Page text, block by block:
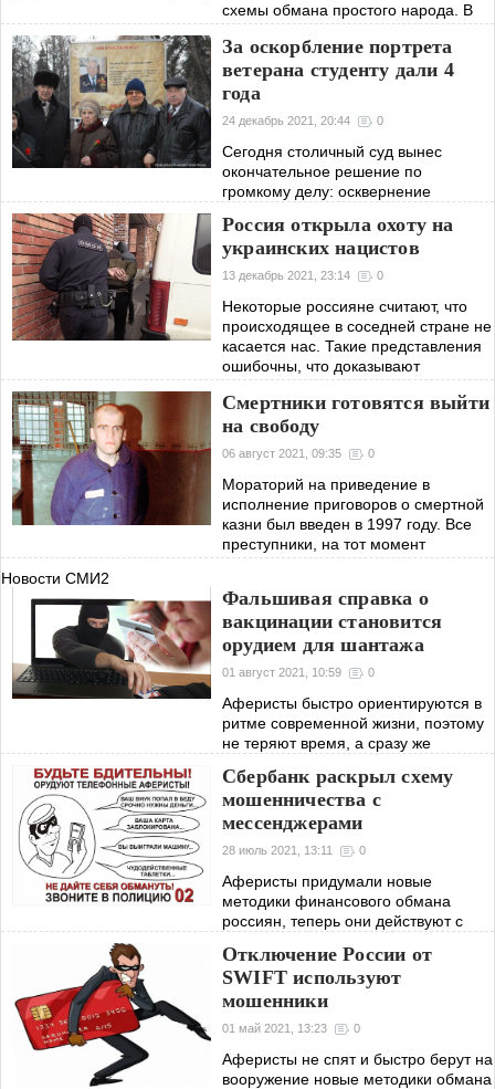
схемы обмана простого народа. В
этот раз они придумали еще одну
методику, для нее используется
сервис
За оскорбление портрета
ветерана студенту дали 4
года
24 декабрь 2021, 20:44 0
Сегодня столичный суд вынес
окончательное решение по
громкому делу: осквернение
Наказание молодой человек получил
достаточно серьезное, хотя
прокурор изначально
Россия открыла охоту на
украинских нацистов
13 декабрь 2021, 23:14 0
Некоторые россияне считают, что
происходящее в соседней стране не
касается нас. Такие представления
ошибочны, что доказывают
последние новости. Сотрудники ФСБ
за последние дни выявили и
задержали 106
Смертники готовятся выйти
на свободу
06 август 2021, 09:35 0
Мораторий на приведение в
исполнение приговоров о смертной
казни был введен в 1997 году. Все
преступники, на тот момент
приговоренные к высшей мере
взамен по 25 лет
Новости СМИ2
Фальшивая справка о
вакцинации становится
орудием для шантажа
01 август 2021, 10:59 0
Аферисты быстро ориентируются в
ритме современной жизни, поэтому
не теряют время, а сразу же
или шантажа. Именно последним
они успешно несколько аз
воспользовались, пока
Сбербанк раскрыл схему
мошенничества с
мессенджерами
28 июль 2021, 13:11 0
Аферисты придумали новые
методики финансового обмана
россиян, теперь они действуют с
приложениях приходят сообщения о
розыгрыше призов с деньгами,
обещают вознаграждение в
Отключение России от
SWIFT используют
мошенники
01 май 2021, 13:23 0
Аферисты не спят и быстро берут на
вооружение новые методики обмана